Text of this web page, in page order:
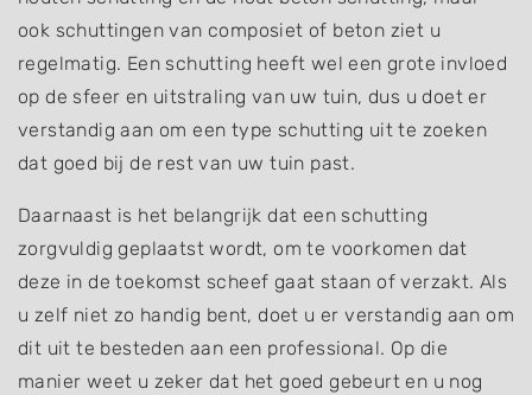
ook schuttingen van composiet of beton ziet u
regelmatig. Een schutting heeft wel een grote invloed
op de sfeer en uitstraling van uw tuin, dus u doet er
verstandig aan om een type schutting uit te zoeken
dat goed bij de rest van uw tuin past.
Daarnaast is het belangrijk dat een schutting
zorgvuldig geplaatst wordt, om te voorkomen dat
deze in de toekomst scheef gaat staan of verzakt. Als
u zelf niet zo handig bent, doet u er verstandig aan om
dit uit te besteden aan een professional. Op die
manier weet u zeker dat het goed gebeurt en u nog